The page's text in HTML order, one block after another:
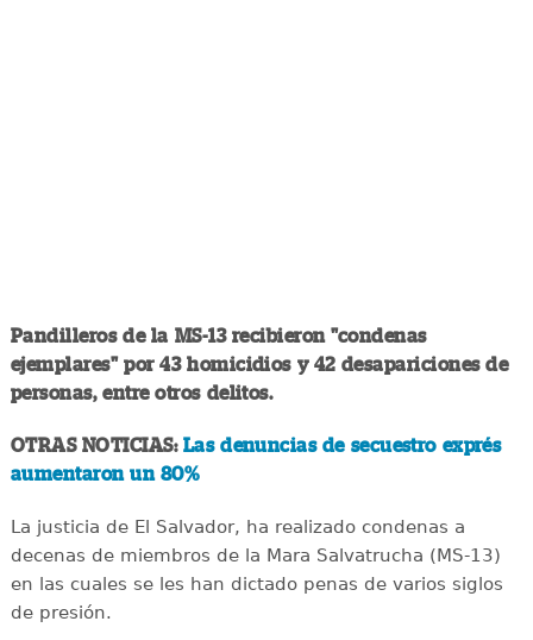
Pandilleros de la MS-13 recibieron "condenas
ejemplares" por 43 homicidios y 42 desapariciones de
personas, entre otros delitos.
OTRAS NOTICIAS: Las denuncias de secuestro exprés
aumentaron un 80%
La justicia de El Salvador, ha realizado condenas a
decenas de miembros de la Mara Salvatrucha (MS-13)
en las cuales se les han dictado penas de varios siglos
de presión.